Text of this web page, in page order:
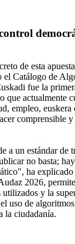
de esta
el Catálogo de
fue la
que actualmente
empleo,
comprensible
a un estándar de
no basta;
ha
2026,
utilizados y la
uso de
la ciudadanía.